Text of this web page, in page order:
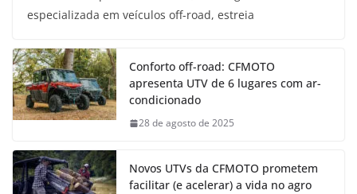
especializada em veículos off-road, estreia
Conforto off-road: CFMOTO
apresenta UTV de 6 lugares com ar-
condicionado
28 de agosto de 2025
Novos UTVs da CFMOTO prometem
facilitar (e acelerar) a vida no agro